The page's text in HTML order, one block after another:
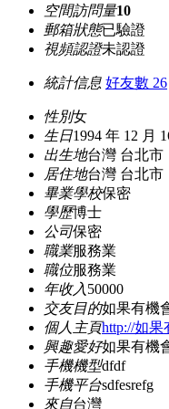
空間訪問量10
郵箱狀態已驗證
視頻認證未認證
統計信息 好友數 26
性別女
生日1994 年 12 月
出生地台灣 台北市
居住地台灣 台北市
畢業學校保密
學歷博士
公司保密
職業服務業
職位服務業
年收入 50000
交友目的如果有機
個人主頁http://如果
興趣愛好如果有機
手機機型dfdf
手機平台sdfesrefg
來自台灣